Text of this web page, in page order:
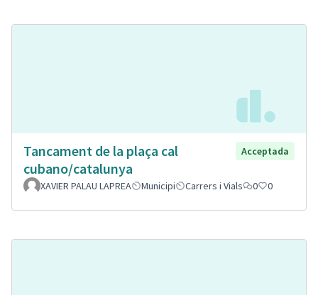
Tancament de la plaça cal
cubano/catalunya
Acceptada
XAVIER PALAU LAPREA Municipi Carrers i Vials 0 0